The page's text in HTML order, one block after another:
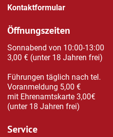
Kontaktformular
Öffnungszeiten
Sonnabend von 10:00-13:00
3,00 € (unter 18 Jahren frei)
Führungen täglich nach tel.
Voranmeldung 5,00 €
mit Ehrenamtskarte 3,00€
(unter 18 Jahren frei)
Service